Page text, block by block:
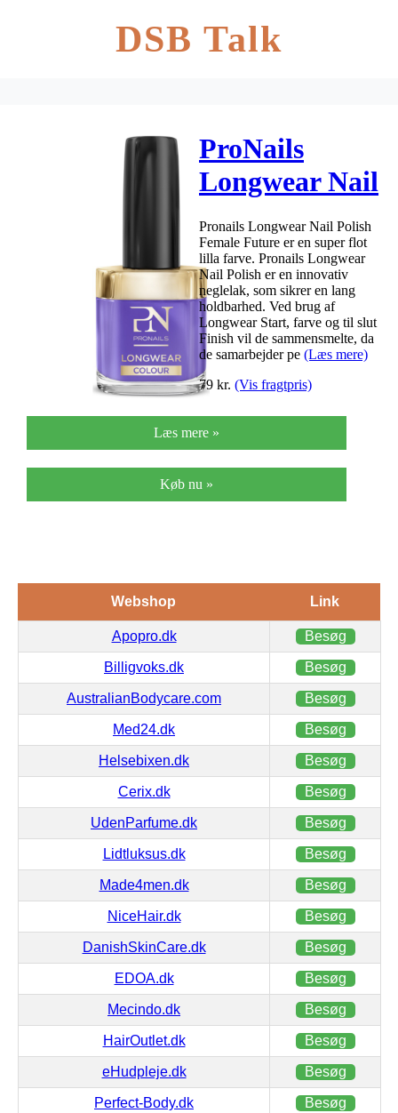
DSB Talk
ProNails
Longwear Nail
Polish 10 ml –
Female Future
Pronails Longwear Nail Polish
Female Future er en super flot
lilla farve. Pronails Longwear
Nail Polish er en innovativ
neglelak, som sikrer en lang
holdbarhed. Ved brug af
Longwear Start, farve og til slut
Finish vil de sammensmelte, da
de samarbejder pe (Læs mere)
79 kr. (Vis fragtpris)
Læs mere »
Køb nu »
Webshop Link
Apopro.dk Besøg
Billigvoks.dk Besøg
AustralianBodycare.com Besøg
Med24.dk Besøg
Helsebixen.dk Besøg
Cerix.dk Besøg
UdenParfume.dk Besøg
Lidtluksus.dk Besøg
Made4men.dk Besøg
NiceHair.dk Besøg
DanishSkinCare.dk Besøg
EDOA.dk Besøg
Mecindo.dk Besøg
HairOutlet.dk Besøg
eHudpleje.dk Besøg
Perfect-Body.dk Besøg